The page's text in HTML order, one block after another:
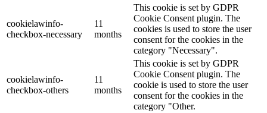
cookielawinfo-
checkbox-necessary
11
months
This cookie is set by GDPR
Cookie Consent plugin. The
cookies is used to store the user
consent for the cookies in the
category "Necessary".
cookielawinfo-
checkbox-others
11
months
This cookie is set by GDPR
Cookie Consent plugin. The
cookie is used to store the user
consent for the cookies in the
category "Other.